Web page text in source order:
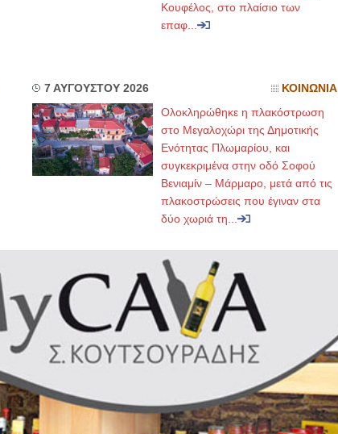
Κουφέλος, στο πλαίσιο των
επαφ...
7 ΑΥΓΟΥΣΤΟΥ 2026 ΚΟΙΝΩΝΙΑ
Ολοκληρώθηκε η πλακόστρωση
στο Μεγαλοχώρι της Δημοτικής
Ενότητας Πλωμαρίου, και
συγκεκριμένα στην οδό Σοφού
Βενιαμίν – Μάρμαρο, μετά από τις
πλακοστρώσεις που έγιναν στα
δύο χωριά τη...